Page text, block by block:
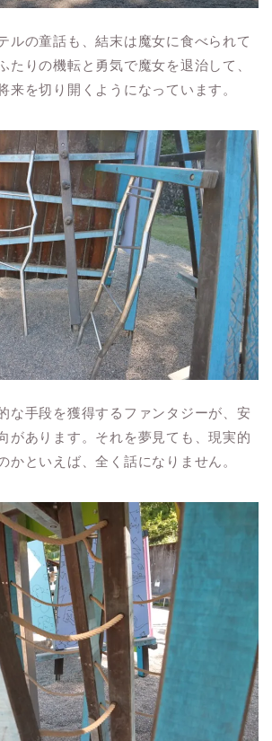
ルの童話も、結末は魔女に食べられて
たりの機転と勇気で魔女を退治して、
来を切り開くようになっています。
な手段を獲得するファンタジーが、安
があります。それを夢見ても、現実的
かといえば、全く話になりません。